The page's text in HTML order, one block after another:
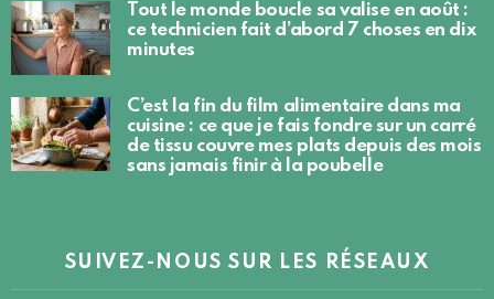
Tout le monde boucle sa valise en août :
ce technicien fait d’abord 7 choses en dix
minutes
C’est la fin du film alimentaire dans ma
cuisine : ce que je fais fondre sur un carré
de tissu couvre mes plats depuis des mois
sans jamais finir à la poubelle
SUIVEZ-NOUS SUR LES RÉSEAUX